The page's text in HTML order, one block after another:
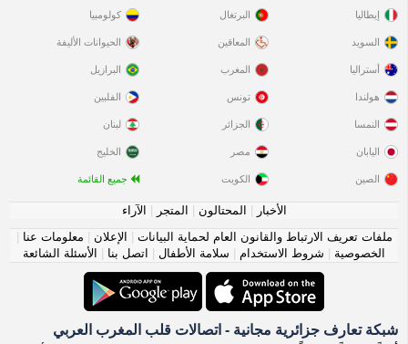
إيطاليا
السويد
البرتغال
المعاقين
كولومبيا
الحيوانات الأليفة
أستراليا
هولندا
النمسا
اليابان
الصين
المغرب
تونس
الجزائر
مصر
الكويت
البرازيل
الفلبين
لبنان
الخليج
جميع القائمة
الأخبار المحتالون المتجر
الآراء
ملفات تعريف الارتباط والقانون العام لحماية البيانات
الإعلان معلومات عنا
الخصوصية
شروط الاستخدام سلامة الأطفال اتصل بنا الأسئلة الشائعة
شبكة تعارف جزائرية مجانية - اتصالات قلب المغرب العربي